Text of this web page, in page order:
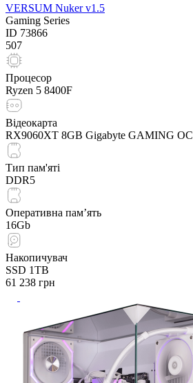
VERSUM Nuker v1.5
Gaming Series
ID 73866
507
Процесор
Ryzen 5 8400F
Відеокарта
RX9060XT 8GB Gigabyte GAMING OC
Тип пам'яті
DDR5
Оперативна пам’ять
16Gb
Накопичувач
SSD 1TB
61 238 грн